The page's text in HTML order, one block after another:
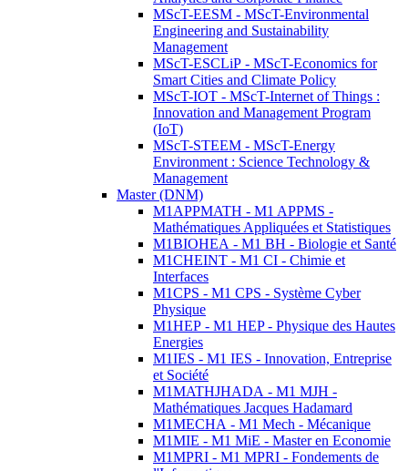
MScT-EESM - MScT-Environmental
Engineering and Sustainability
Management
MScT-ESCLiP - MScT-Economics for
Smart Cities and Climate Policy
MScT-IOT - MScT-Internet of Things :
Innovation and Management Program
(IoT)
MScT-STEEM - MScT-Energy
Environment : Science Technology &
Management
Master (DNM)
M1APPMATH - M1 APPMS -
Mathématiques Appliquées et Statistiques
M1BIOHEA - M1 BH - Biologie et Santé
M1CHEINT - M1 CI - Chimie et
Interfaces
M1CPS - M1 CPS - Système Cyber
Physique
M1HEP - M1 HEP - Physique des Hautes
Energies
M1IES - M1 IES - Innovation, Entreprise
et Société
M1MATHJHADA - M1 MJH -
Mathématiques Jacques Hadamard
M1MECHA - M1 Mech - Mécanique
M1MIE - M1 MiE - Master en Economie
M1MPRI - M1 MPRI - Fondements de